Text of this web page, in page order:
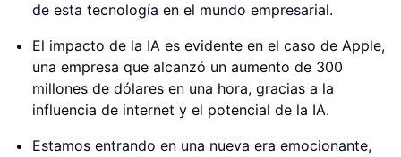
de esta tecnología en el mundo empresarial.
El impacto de la IA es evidente en el caso de Apple,
una empresa que alcanzó un aumento de 300
millones de dólares en una hora, gracias a la
influencia de internet y el potencial de la IA.
Estamos entrando en una nueva era emocionante,